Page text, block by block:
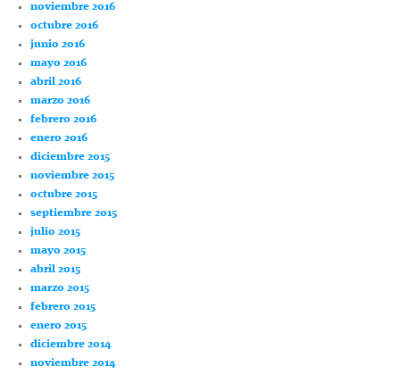
noviembre 2016
octubre 2016
junio 2016
mayo 2016
abril 2016
marzo 2016
febrero 2016
enero 2016
diciembre 2015
noviembre 2015
octubre 2015
septiembre 2015
julio 2015
mayo 2015
abril 2015
marzo 2015
febrero 2015
enero 2015
diciembre 2014
noviembre 2014